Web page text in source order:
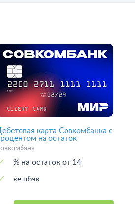
карта Совкомбанка с
на остаток
% на остаток от 14
кешбэк